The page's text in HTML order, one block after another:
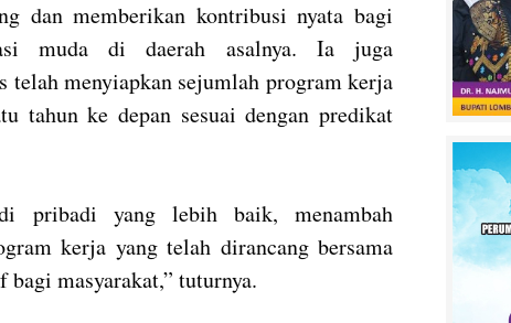
dan memberikan kontribusi nyata bagi
muda di daerah asalnya. Ia juga
telah menyiapkan sejumlah program kerja
tahun ke depan sesuai dengan predikat
pribadi yang lebih baik, menambah
kerja yang telah dirancang bersama
masyarakat,” tuturnya.